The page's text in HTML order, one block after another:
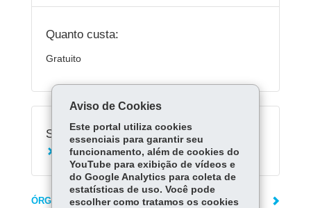
Quanto custa:
Gratuito
Serviços Relacionados:
Consultar boletim escolar
ÓRGÃO RESPONSÁVEL
Aviso de Cookies
Este portal utiliza cookies
essenciais para garantir seu
funcionamento, além de cookies do
YouTube para exibição de vídeos e
do Google Analytics para coleta de
estatísticas de uso. Você pode
escolher como tratamos os cookies